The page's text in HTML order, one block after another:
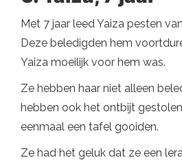
Met 7 jaar leed Yaiza pesten
Deze beledigden hem
Yaiza moeilijk voor hem was.
Ze hebben haar niet alleen
hebben ook het ontbijt
eenmaal een tafel gooiden.
Ze had het geluk dat ze een